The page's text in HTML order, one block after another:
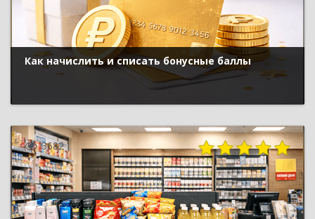
Как начислить и списать бонусные баллы
3682